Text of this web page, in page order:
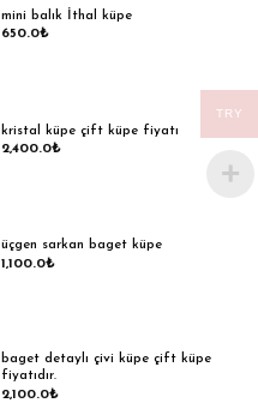
mini balık İthal küpe
650.0₺
kristal küpe çift küpe fiyatı
2,400.0₺
üçgen sarkan baget küpe
1,100.0₺
baget detaylı çivi küpe çift küpe
fiyatıdır.
2,100.0₺
TRY